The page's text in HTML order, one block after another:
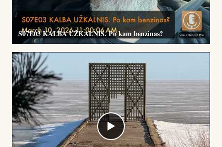
S07E03 KALBA UŽKALNIS. Po kam benzinas?
▶